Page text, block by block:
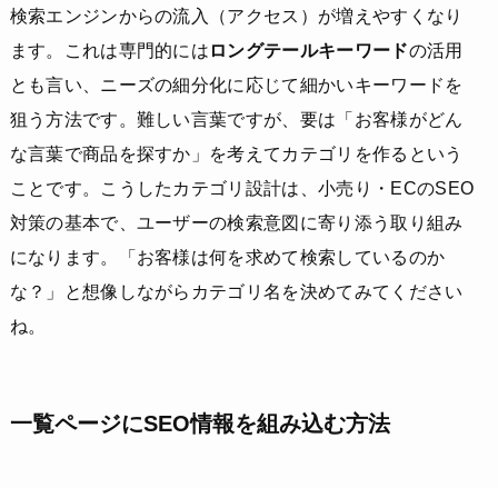
検索エンジンからの流入（アクセス）が増えやすくなり
ます。これは専門的には ロングテールキーワードの活用
とも言い、ニーズの細分化に応じて細かいキーワードを
狙う方法です。難しい言葉ですが、要は「お客様がどん
な言葉で商品を探すか」を考えてカテゴリを作るという
ことです。こうしたカテゴリ設計は、小売り・ECのSEO
対策の基本で、ユーザーの検索意図に寄り添う取り組み
になります。「お客様は何を求めて検索しているのか
な？」と想像しながらカテゴリ名を決めてみてください
ね。
一覧ページにSEO情報を組み込む方法